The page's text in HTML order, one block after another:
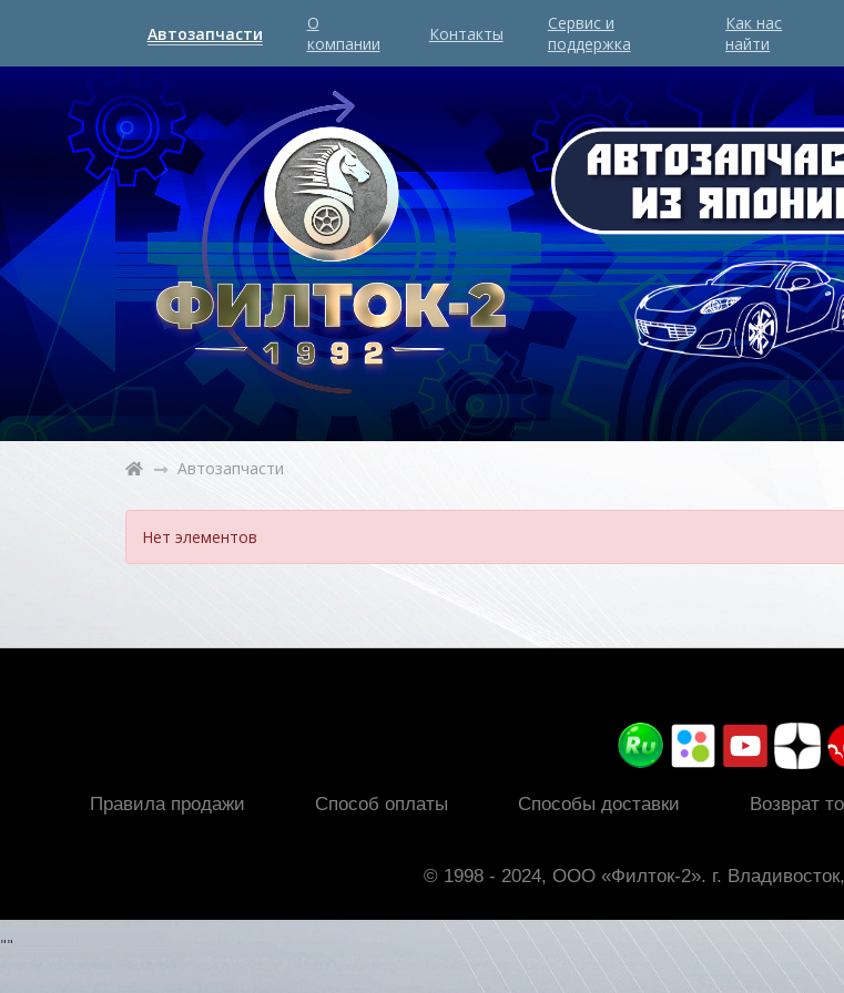
Автозапчасти
О
компании
Контакты
Сервис и
поддержка
Как нас
найти
Автозапчасти
Нет элементов
Правила продажи Способ оплаты Способы доставки Возврат
© 1998 - 2024, ООО «Филток-2». г.
""